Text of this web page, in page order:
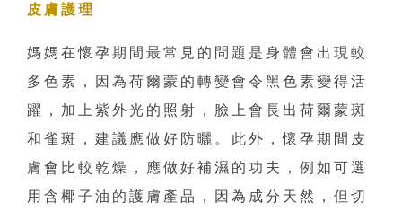
皮膚護理
媽媽在懷孕期間最常見的問題是身體會出現較
多色素，因為荷爾蒙的轉變會令黑色素變得活
躍，加上紫外光的照射，臉上會長出荷爾蒙斑
和雀斑，建議應做好防曬。此外，懷孕期間皮
膚會比較乾燥，應做好補濕的功夫，例如可選
用含椰子油的護膚產品，因為成分天然，但切